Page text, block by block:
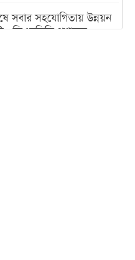
সবার সহযোগিতায় উন্নয়ন
ডিএনসিসি প্রশাসক